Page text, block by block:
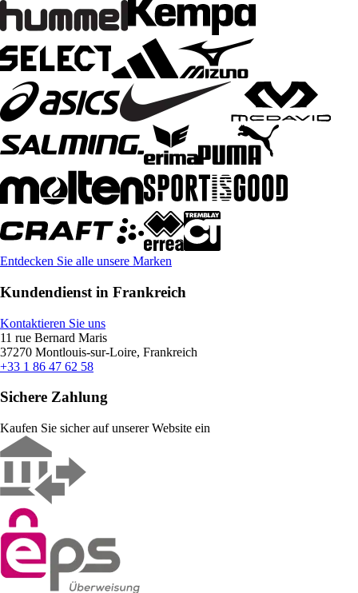
Entdecken Sie alle unsere Marken
Kundendienst in Frankreich
Kontaktieren Sie uns
11 rue Bernard Maris
37270 Montlouis-sur-Loire, Frankreich
+33 1 86 47 62 58
Sichere Zahlung
Kaufen Sie sicher auf unserer Website ein